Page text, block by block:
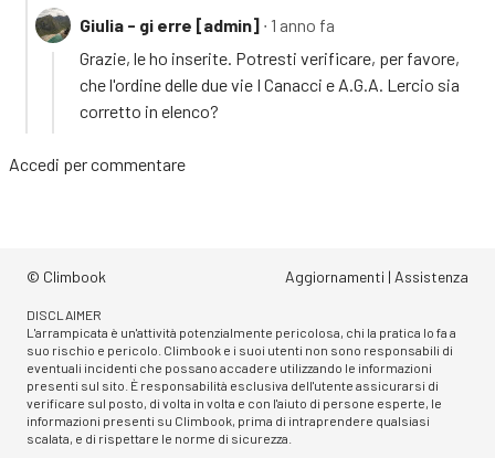
Giulia - gi erre [admin] ∙ 1 anno fa
Grazie, le ho inserite. Potresti verificare, per favore,
che l'ordine delle due vie I Canacci e A.G.A. Lercio sia
corretto in elenco?
Accedi per commentare
© Climbook Aggiornamenti | Assistenza
DISCLAIMER
L'arrampicata è un'attività potenzialmente pericolosa, chi la pratica lo fa a
suo rischio e pericolo. Climbook e i suoi utenti non sono responsabili di
eventuali incidenti che possano accadere utilizzando le informazioni
presenti sul sito. È responsabilità esclusiva dell'utente assicurarsi di
verificare sul posto, di volta in volta e con l'aiuto di persone esperte, le
informazioni presenti su Climbook, prima di intraprendere qualsiasi
scalata, e di rispettare le norme di sicurezza.